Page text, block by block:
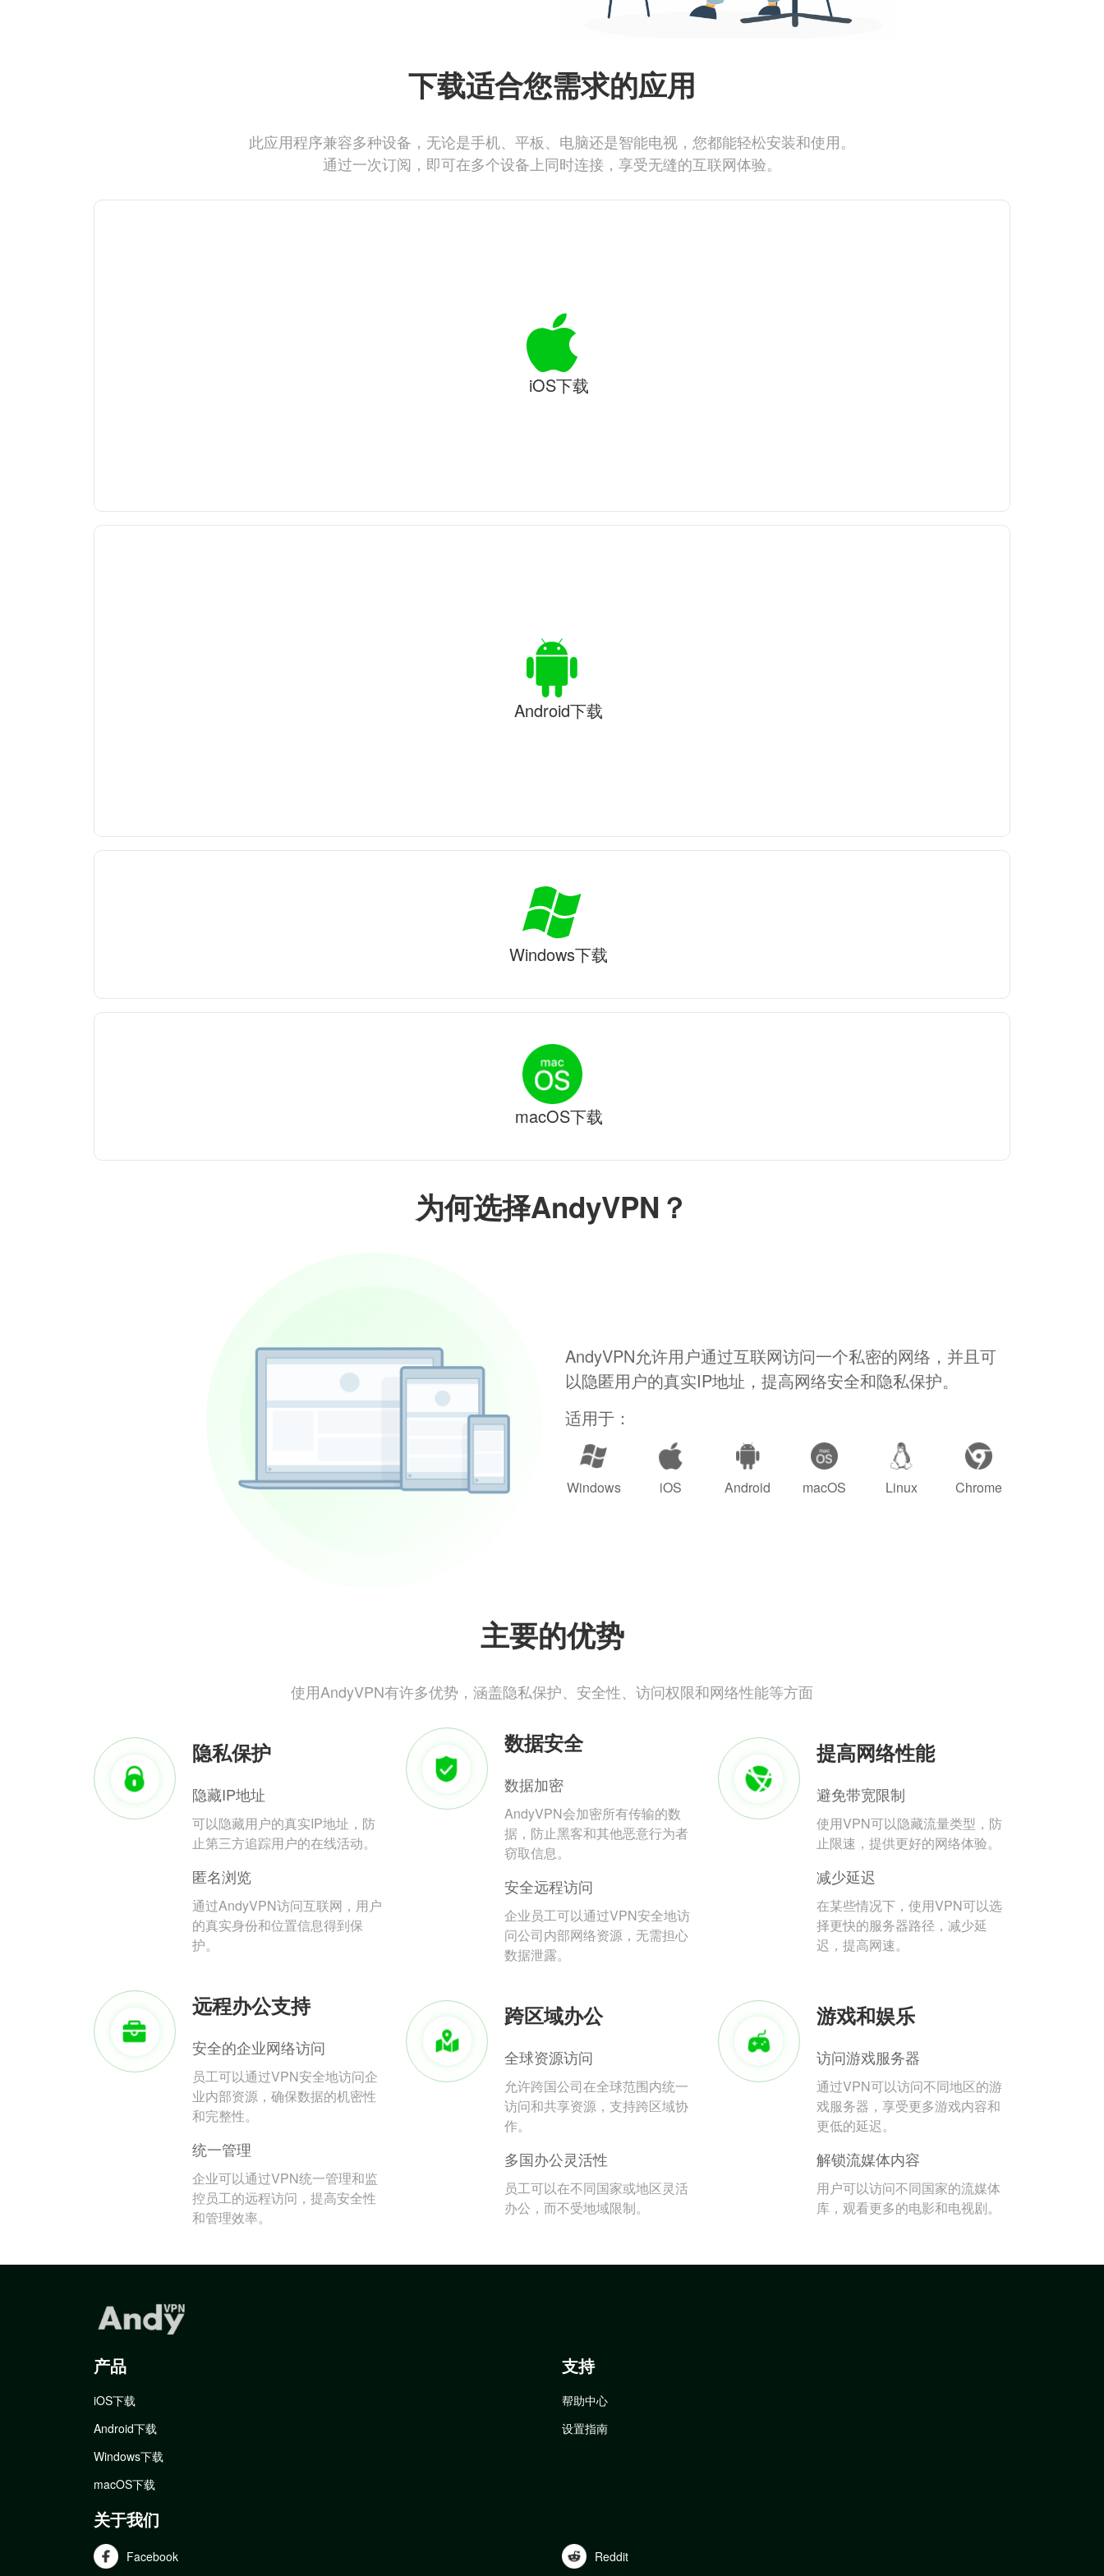
为何选择AndyVPN？
AndyVPN允许用户通过互联网访问一个私密的网络，并且可
以隐匿用户的真实IP地址，提高网络安全和隐私保护。
适用于：
Windows iOS Android macOS Linux Chrome
主要的优势
使用AndyVPN有许多优势，涵盖隐私保护、安全性、访问权限和网络性能等方面
隐私保护
隐藏IP地址
可以隐藏用户的真实IP地址，防
止第三方追踪用户的在线活动。
匿名浏览
通过AndyVPN访问互联网，用户
的真实身份和位置信息得到保
护。
数据安全
数据加密
AndyVPN会加密所有传输的数
据，防止黑客和其他恶意行为者
窃取信息。
安全远程访问
企业员工可以通过VPN安全地访
问公司内部网络资源，无需担心
数据泄露。
提高网络性能
避免带宽限制
使用VPN可以隐藏流量类型，防
止限速，提供更好的网络体验。
减少延迟
在某些情况下，使用VPN可以选
择更快的服务器路径，减少延
迟，提高网速。
远程办公支持
安全的企业网络访问
员工可以通过VPN安全地访问企
业内部资源，确保数据的机密性
和完整性。
统一管理
企业可以通过VPN统一管理和监
控员工的远程访问，提高安全性
和管理效率。
跨区域办公
全球资源访问
允许跨国公司在全球范围内统一
访问和共享资源，支持跨区域协
作。
多国办公灵活性
员工可以在不同国家或地区灵活
办公，而不受地域限制。
游戏和娱乐
访问游戏服务器
通过VPN可以访问不同地区的游
戏服务器，享受更多游戏内容和
更低的延迟。
解锁流媒体内容
用户可以访问不同国家的流媒体
库，观看更多的电影和电视剧。
下载适合您需求的应用
此应用程序兼容多种设备，无论是手机、平板、电脑还是智能电视，您都能轻松安装和使用。
通过一次订阅，即可在多个设备上同时连接，享受无缝的互联网体验。
iOS下载
Android下载
Windows下载
macOS下载
产品
iOS下载
Android下载
Windows下载
macOS下载
支持
帮助中心
设置指南
关于我们
Facebook Reddit